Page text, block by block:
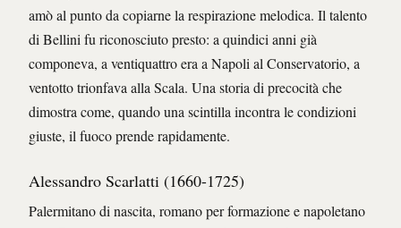
amò al punto da copiarne la respirazione melodica. Il talento
di Bellini fu riconosciuto presto: a quindici anni già
componeva, a ventiquattro era a Napoli al Conservatorio, a
ventotto trionfava alla Scala. Una storia di precocità che
dimostra come, quando una scintilla incontra le condizioni
giuste, il fuoco prende rapidamente.
Alessandro Scarlatti (1660-1725)
Palermitano di nascita, romano per formazione e napoletano